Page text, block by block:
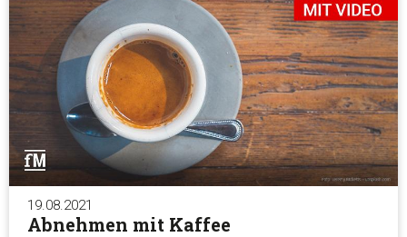
19.08.2021
Abnehmen mit Kaffee